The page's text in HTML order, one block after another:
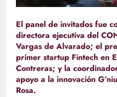
El panel de invitados fue
directora ejecutiva del
Vargas de Alvarado; el
primer startup Fintech en
Contreras; y la
apoyo a la innovación
Rosa.